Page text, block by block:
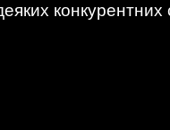
конкурентних